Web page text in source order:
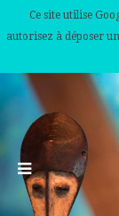
Ce site utilise
autorisez à déposer